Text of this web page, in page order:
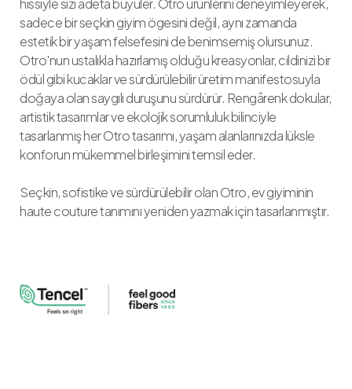
hissiyle sizi adeta büyüler. Otro ürünlerini deneyimleyerek,
sadece bir seçkin giyim ögesini değil, aynı zamanda
estetik bir yaşam felsefesini de benimsemiş olursunuz.
Otro'nun ustalıkla hazırlamış olduğu kreasyonlar, cildinizi bir
ödül gibi kucaklar ve sürdürülebilir üretim manifestosuyla
doğaya olan saygılı duruşunu sürdürür. Rengârenk dokular,
artistik tasarımlar ve ekolojik sorumluluk bilinciyle
tasarlanmış her Otro tasarımı, yaşam alanlarınızda lüksle
konforun mükemmel birleşimini temsil eder.
Seçkin, sofistike ve sürdürülebilir olan Otro, ev giyiminin
haute couture tanımını yeniden yazmak için tasarlanmıştır.